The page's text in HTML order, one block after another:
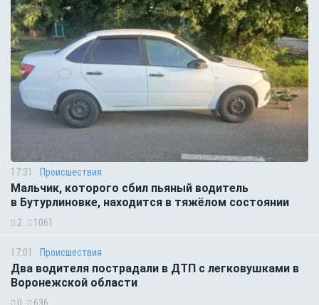
17:31 Происшествия
Мальчик, которого сбил пьяный водитель
в Бутурлиновке, находится в тяжёлом состоянии
2 1061
17:01 Происшествия
Два водителя пострадали в ДТП с легковушками в
Воронежской области
0 636